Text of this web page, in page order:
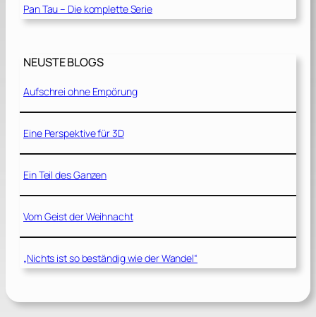
Pan Tau – Die komplette Serie
NEUSTE BLOGS
Aufschrei ohne Empörung
Eine Perspektive für 3D
Ein Teil des Ganzen
Vom Geist der Weihnacht
„Nichts ist so beständig wie der Wandel“